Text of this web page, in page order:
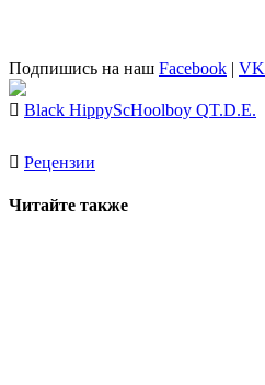
Подпишись на наш Facebook | VK
Black HippyScHoolboy QT.D.E.
Рецензии
Читайте также